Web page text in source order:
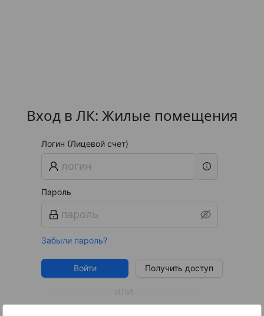
Вход в ЛК: Жилые помещения
Логин (Лицевой счет)
Пароль
Забыли пароль?
Войти Получить доступ